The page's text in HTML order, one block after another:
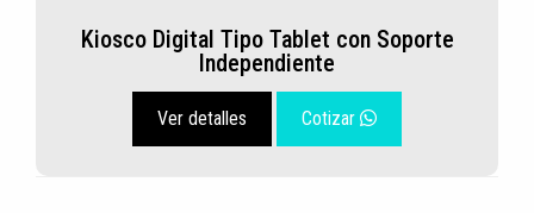
Kiosco Digital Tipo Tablet con Soporte
Independiente
Ver detalles Cotizar